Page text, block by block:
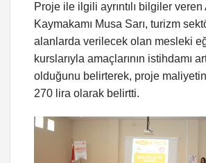
Proje ile ilgili ayrıntılı bilgiler veren
Kaymakamı Musa Sarı, turizm
alanlarda verilecek olan mesleki
kurslarıyla amaçlarının istihdamı
olduğunu belirterek, proje
270 lira olarak belirtti.